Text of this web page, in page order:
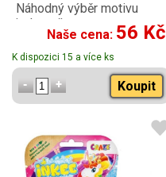
Náhodný výběr motivu
jednorožce
Naše cena: 56 Kč
K dispozici 15 a více ks
Koupit